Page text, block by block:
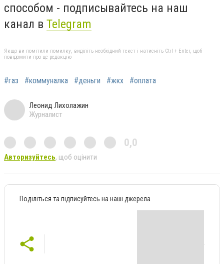
способом - подписывайтесь на наш
канал в Telegram
Якщо ви помітили помилку, виділіть необхідний текст і натисніть Ctrl + Enter, щоб
повідомити про це редакцію
#газ #коммуналка #деньги #жкх #оплата
Леонид Лихолажин
Журналист
0,0
Авторизуйтесь, щоб оцінити
Поділіться та підписуйтесь на наші джерела